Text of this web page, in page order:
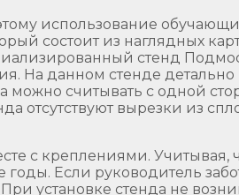
использование
состоит из наглядных
стенд
На данном стенде
считывать с одной
отсутствуют вырезки из
креплениями. Учитывая,
Если руководитель
установке стенда не